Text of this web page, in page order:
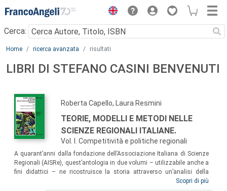
Menu
Cerca:
Main content
Home ricerca avanzata risultati
LIBRI DI STEFANO CASINI BENVENUTI
Roberta Capello, Laura Resmini
TEORIE, MODELLI E METODI NELLE
SCIENZE REGIONALI ITALIANE.
Vol. I. Competitività e politiche regionali
A quarant’anni dalla fondazione dell’Associazione Italiana di Scienze
Regionali (AISRe), quest’antologia in due volumi – utilizzabile anche a
fini didattici – ne ricostruisce la storia attraverso un’analisi della
Collana edita da FrancoAngeli. Nel primo volume l’attenzione è posta
Scopri di più